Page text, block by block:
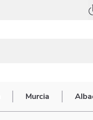
Murcia